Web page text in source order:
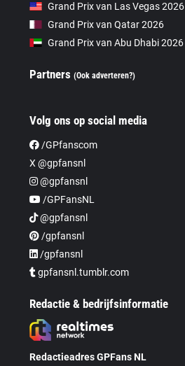
Grand Prix van Las Vegas 2026
Grand Prix van Qatar 2026
Grand Prix van Abu Dhabi 2026
Partners(Ook adverteren?)
Volg ons op social media
/GPfanscom
X @gpfansnl
@gpfansnl
/GPFansNL
@gpfansnl
/gpfansnl
/gpfansnl
gpfansnl.tumblr.com
Redactie & bedrijfsinformatie
Redactieadres GPFans NL